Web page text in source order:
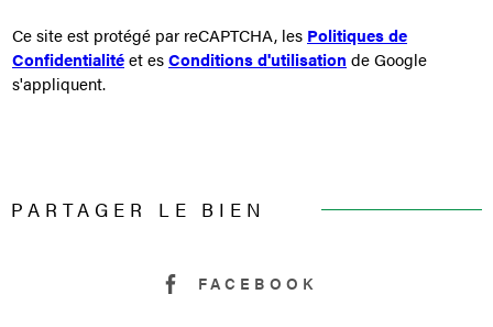
Ce site est protégé par reCAPTCHA, les Politiques de
Confidentialitéet esConditions d'utilisation de Google
s'appliquent.
PARTAGER LE BIEN
FACEBOOK